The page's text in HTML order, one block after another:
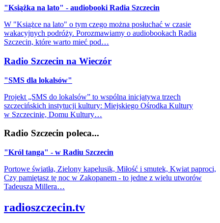
"Książka na lato" - audiobooki Radia Szczecin
W "Książce na lato" o tym czego można posłuchać w czasie
wakacyjnych podróży. Porozmawiamy o audiobookach Radia
Szczecin, które warto mieć pod…
Radio Szczecin na Wieczór
"SMS dla lokalsów"
Projekt „SMS do lokalsów” to wspólna inicjatywa trzech
szczecińskich instytucji kultury: Miejskiego Ośrodka Kultury
w Szczecinie, Domu Kultury…
Radio Szczecin poleca...
"Król tanga" - w Radiu Szczecin
Portowe światła, Zielony kapelusik, Miłość i smutek, Kwiat paproci,
Czy pamiętasz tę noc w Zakopanem - to jedne z wielu utworów
Tadeusza Millera…
radioszczecin.tv